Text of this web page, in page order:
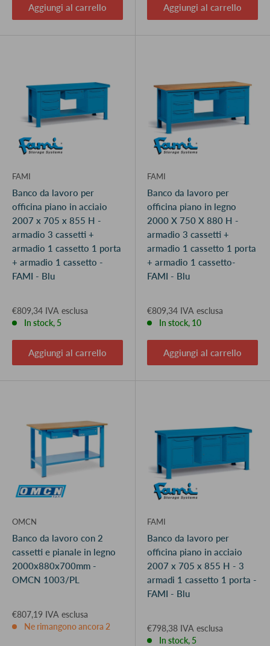
Aggiungi al carrello Aggiungi al carrello
FAMI
Banco da lavoro per
officina piano in acciaio
2007 x 705 x 855 H -
armadio 3 cassetti +
armadio 1 cassetto 1 porta
+ armadio 1 cassetto -
FAMI - Blu
€809,34 IVA esclusa
In stock, 5
Aggiungi al carrello
FAMI
Banco da lavoro per
officina piano in legno
2000 X 750 X 880 H -
armadio 3 cassetti +
armadio 1 cassetto 1 porta
+ armadio 1 cassetto-
FAMI - Blu
€809,34 IVA esclusa
In stock, 10
Aggiungi al carrello
OMCN
Banco da lavoro con 2
cassetti e pianale in legno
2000x880x700mm -
OMCN 1003/PL
€807,19 IVA esclusa
Ne rimangono ancora 2
FAMI
Banco da lavoro per
officina piano in acciaio
2007 x 705 x 855 H - 3
armadi 1 cassetto 1 porta -
FAMI - Blu
€798,38 IVA esclusa
In stock, 5